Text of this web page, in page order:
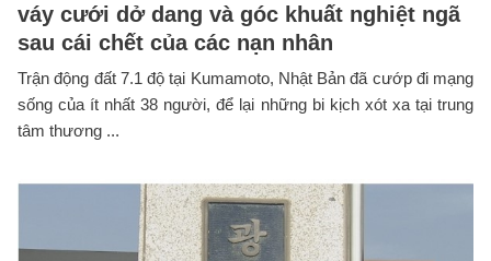
váy cưới dở dang và góc khuất nghiệt ngã
sau cái chết của các nạn nhân
Trận động đất 7.1 độ tại Kumamoto, Nhật Bản đã cướp đi mạng
sống của ít nhất 38 người, để lại những bi kịch xót xa tại trung
tâm thương ...